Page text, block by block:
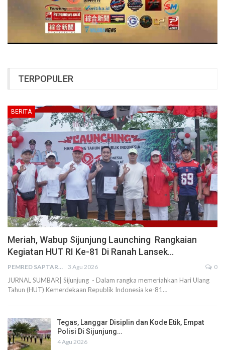
TERPOPULER
BERITA
Meriah, Wabup Sijunjung Launching Rangkaian
Kegiatan HUT RI Ke-81 Di Ranah Lansek…
PEMRED SAPTARIUS 3 Agu 2026 0
JURNAL SUMBAR| Sijunjung - Dalam rangka memeriahkan Hari Ulang
Tahun (HUT) Kemerdekaan Republik Indonesia ke-81…
Tegas, Langgar Disiplin dan Kode Etik, Empat
Polisi Di Sijunjung…
4 Agu 2026